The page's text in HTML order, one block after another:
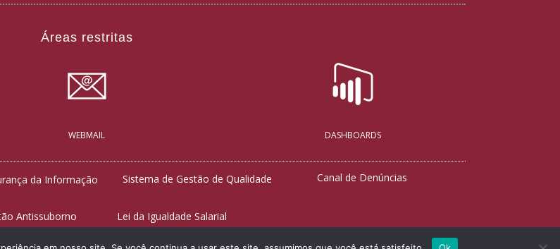
Áreas restritas
WEBMAIL DASHBOARDS
da Informação Sistema de Gestão de Qualidade Canal de Denúncias
Antissuborno Lei da Igualdade Salarial